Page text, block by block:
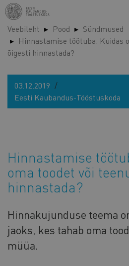
Liigu
edasi
põhisisu
juurde
Veebileht Pood
Sündmused
Hinnastamise töötuba: Kuidas
õigesti hinnastada?
03.12.2019
Eesti Kaubandus-Tööstuskoda
Hinnastamise
oma toodet või
hinnastada?
Hinnakujunduse teema
jaoks, kes tahab oma
müüa.